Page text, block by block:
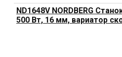
ND1648V NORDBERG
500 Вт, 16 мм, вариатор